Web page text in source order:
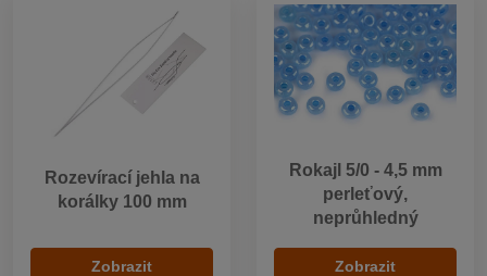
Rozevírací jehla na
korálky 100 mm
Zobrazit
Rokajl 5/0 - 4,5 mm
perleťový,
neprůhledný
Zobrazit